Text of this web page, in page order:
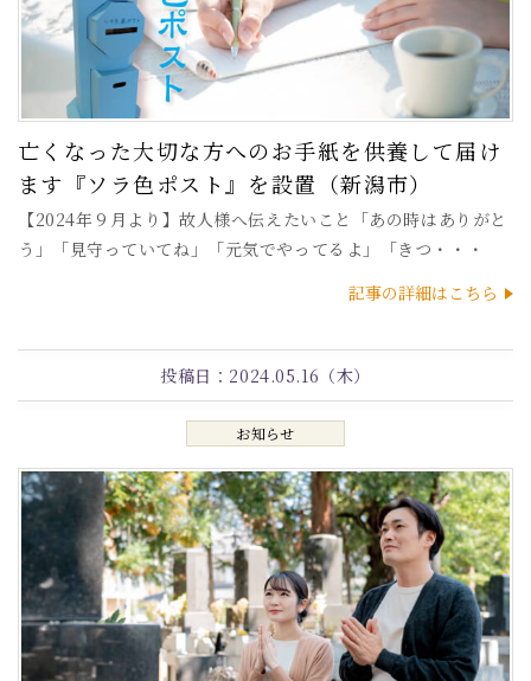
亡くなった大切な方へのお手紙を供養して届け
ます『ソラ色ポスト』を設置（新潟市）
【2024年９月より】故人様へ伝えたいこと「あの時はありがと
う」「見守っていてね」「元気でやってるよ」「きつ・・・
記事の詳細はこちら
お知らせ
投稿日： 2024.05.16（木）